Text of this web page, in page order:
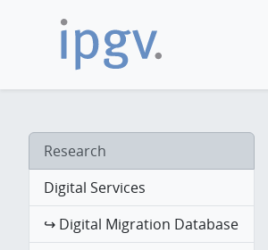
Research
Digital Services
↪ Digital Migration Database